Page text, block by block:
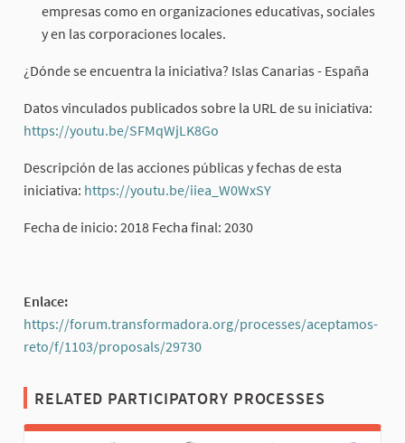
empresas como en organizaciones educativas, sociales
y en las corporaciones locales.
¿Dónde se encuentra la iniciativa? Islas Canarias - España
Datos vinculados publicados sobre la URL de su iniciativa:
https://youtu.be/SFMqWjLK8Go
Descripción de las acciones públicas y fechas de esta
iniciativa: https://youtu.be/iiea_W0WxSY
Fecha de inicio: 2018 Fecha final: 2030
Enlace:
https://forum.transformadora.org/processes/aceptamos-
reto/f/1103/proposals/29730
RELATED PARTICIPATORY PROCESSES